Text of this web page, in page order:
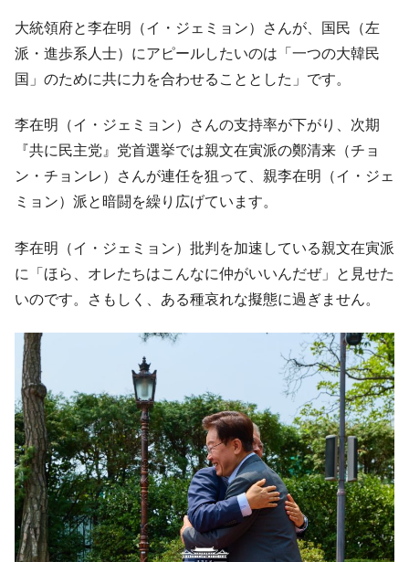
大統領府と李在明（イ・ジェミョン）さんが、国民（左
派・進歩系人士）にアピールしたいのは「一つの大韓民
国」のために共に力を合わせることとした」です。
李在明（イ・ジェミョン）さんの支持率が下がり、次期
『共に民主党』党首選挙では親文在寅派の鄭清来（チョ
ン・チョンレ）さんが連任を狙って、親李在明（イ・ジェ
ミョン）派と暗闘を繰り広げています。
李在明（イ・ジェミョン）批判を加速している親文在寅派
に「ほら、オレたちはこんなに仲がいいんだぜ」と見せた
いのです。さもしく、ある種哀れな擬態に過ぎません。